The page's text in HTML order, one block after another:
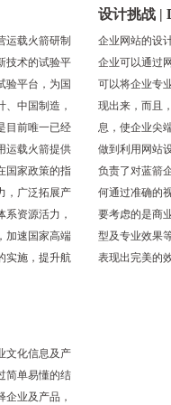
运载火箭研制
技术的试验平
验平台，为国
中国制造，
目前唯一已经
运载火箭提供
国家政策的指
，广泛拓展产
资源活力，
加速国家高端
实施，提升航
设计挑战 |
企业网站的设
企业可以通过
可以将企业专
现出来，而且
息，使企业尖
做到利用网站
负责了对蓝箭
何通过准确的
要考虑的是商
型及专业效果
表现出完美的
文化信息及产
简单易懂的结
业及产品，